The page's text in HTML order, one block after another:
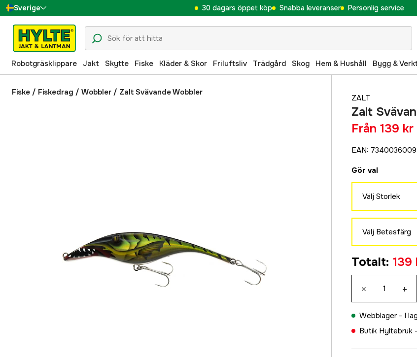
Sverige
Danmark
Suomi
Norge
Deutschland
30 dagars öppet köp Snabba leveranser Personlig service
Robotgräsklippare Jakt Skytte Fiske Kläder & Skor Friluftsliv Trädgård Skog Hem & Hushåll Bygg &
Fiske / Fiskedrag / Wobbler / Zalt Svävande Wobbler
ZALT
Zalt
Från 139 kr
EAN:
Gör val
Välj Storlek
11 cm
139 kr
14 cm
155 kr
17 cm
169 kr
20 cm
179 kr
Välj Betesfärg
139 kr
139 kr
139 kr
Gulborren
139 kr
Totalt: 139
× +
Webblager - I
Butik Hyltebruk -